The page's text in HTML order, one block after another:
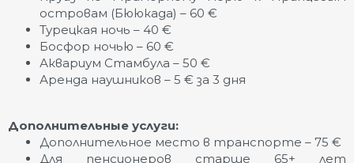
островам (Бююкада) – 60 €
Турецкая ночь – 40 €
Босфор ночью – 60 €
Аквариум Стамбула – 50 €
Аренда наушников – 5 € за 3 дня
Дополнительные услуги:
Дополнительное место в транспорте – 75 €
Для пенсионеров старше 65+ лет